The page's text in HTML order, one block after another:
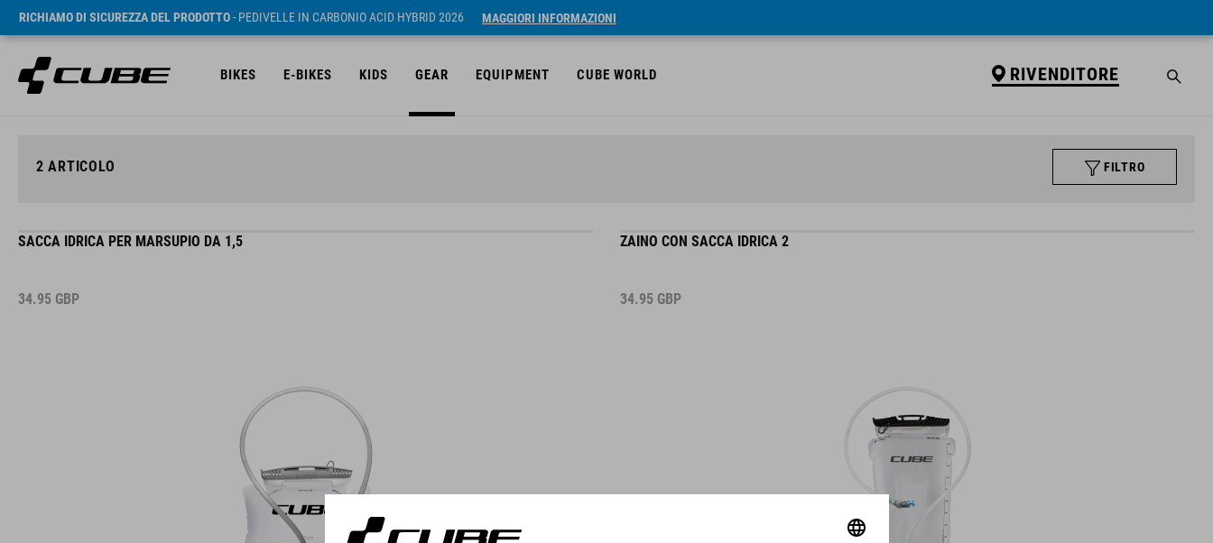
RICHIAMO DI SICUREZZA DEL PRODOTTO- PEDIVELLE IN CARBONIO ACID HYBRID 2026 MAGGIORI INFORMAZIONI
BIKES E-BIKES KIDS GEAR EQUIPMENT CUBE WORLD RIVENDITORE
2 ARTICOLO FILTRO
SACCA IDRICA PER MARSUPIO DA 1,5
34.95 GBP
ZAINO CON SACCA IDRICA 2
34.95 GBP